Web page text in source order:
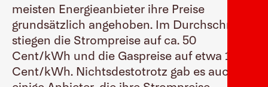
meisten Energieanbieter ihre Preise
grundsätzlich angehoben. Im Durchschnitt
stiegen die Strompreise auf ca. 50
Cent/kWh und die Gaspreise auf etwa 15
Cent/kWh. Nichtsdestotrotz gab es auch